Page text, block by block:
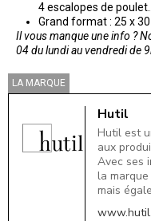
4 escalopes de poulet…
Grand format : 25 x
Il vous manque une info ?
04 du lundi au vendredi de
LA MARQUE
Hutil
Hutil est
aux
Avec ses
la
mais